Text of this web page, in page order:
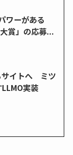
ワーがある
賞」の応募...
サイトへ ミツ
実装